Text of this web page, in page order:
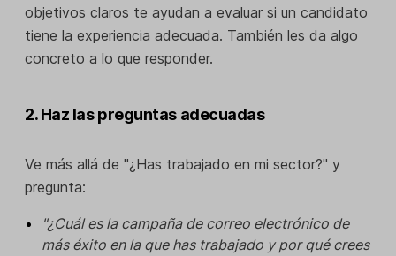
objetivos claros te ayudan a evaluar si un candidato
tiene la experiencia adecuada. También les da algo
concreto a lo que responder.
2. Haz las preguntas adecuadas
Ve más allá de "¿Has trabajado en mi sector?" y
pregunta:
"¿Cuál es la campaña de correo electrónico de
más éxito en la que has trabajado y por qué crees